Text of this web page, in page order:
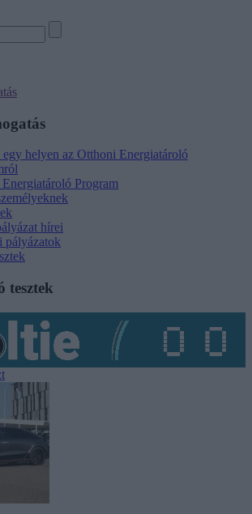
helyen az Otthoni Energiatároló
Program
hírei
pályázatok
tesztek